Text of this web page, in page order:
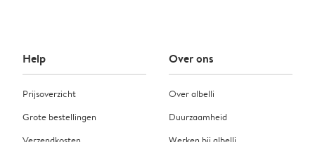
Help
Prijsoverzicht
Grote bestellingen
Over ons
Over albelli
Duurzaamheid